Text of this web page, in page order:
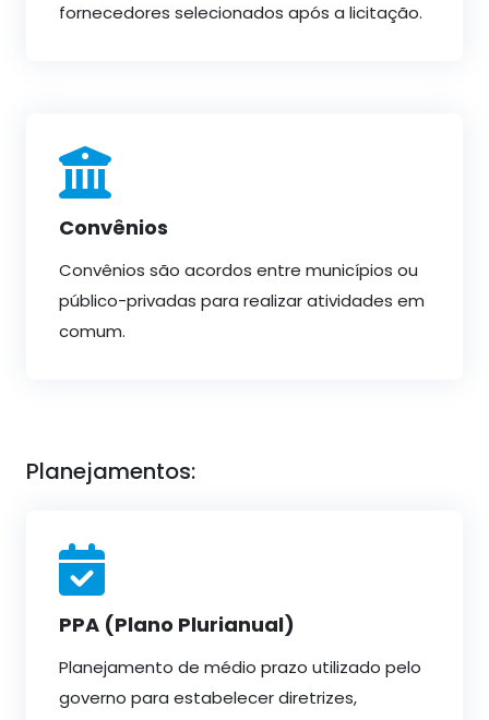
fornecedores selecionados após a licitação.
Convênios
Convênios são acordos entre municípios ou
público-privadas para realizar atividades em
comum.
Planejamentos:
PPA (Plano Plurianual)
Planejamento de médio prazo utilizado pelo
governo para estabelecer diretrizes,